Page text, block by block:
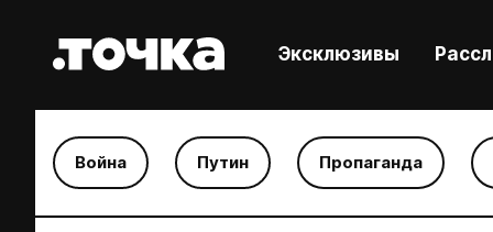
Эксклюзивы
Война Путин Пропаганда